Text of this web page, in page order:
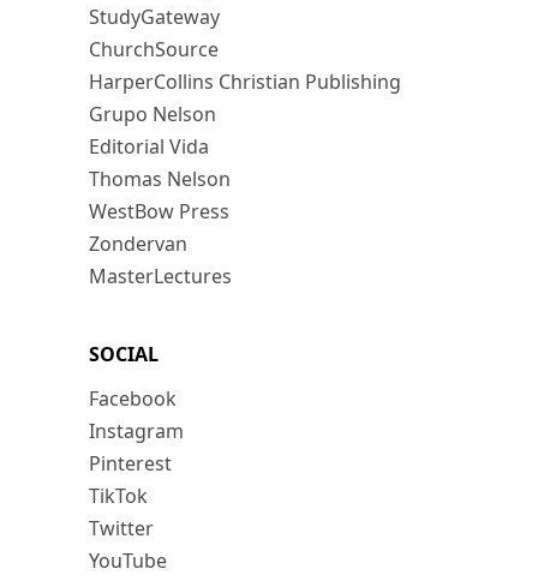
StudyGateway
ChurchSource
HarperCollins Christian Publishing
Grupo Nelson
Editorial Vida
Thomas Nelson
WestBow Press
Zondervan
MasterLectures
SOCIAL
Facebook
Instagram
Pinterest
TikTok
Twitter
YouTube